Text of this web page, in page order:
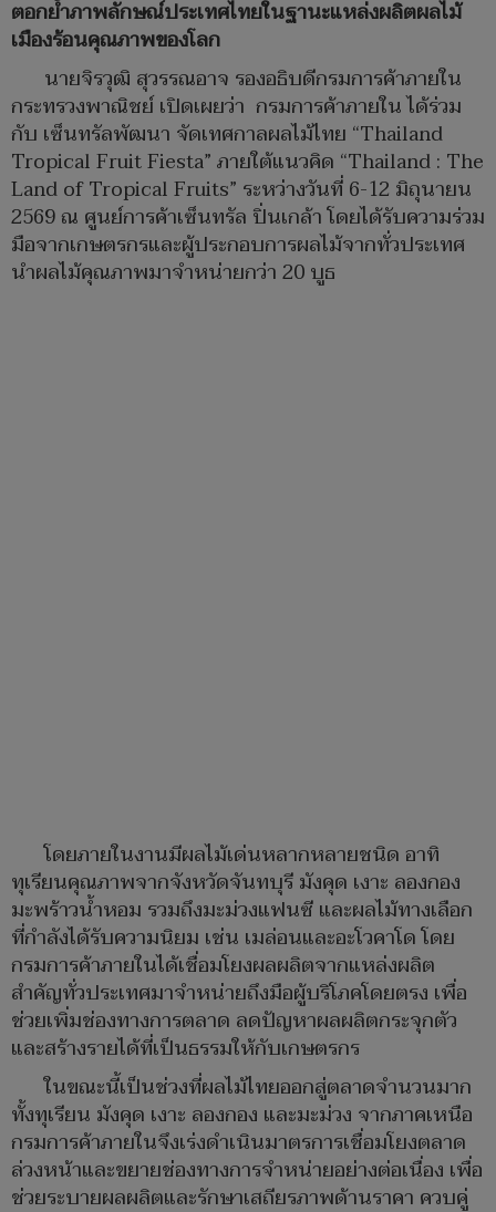
ตอกย้ำภาพลักษณ์ประเทศไทยในฐานะแหล่งผลิตผลไม้
เมืองร้อนคุณภาพของโลก
นายจิรวุฒิ สุวรรณอาจ รองอธิบดีกรมการค้าภายใน
กระทรวงพาณิชย์ เปิดเผยว่า กรมการค้าภายใน ได้ร่วม
กับ เซ็นทรัลพัฒนา จัดเทศกาลผลไม้ไทย “Thailand
Tropical Fruit Fiesta” ภายใต้แนวคิด “Thailand : The
Land of Tropical Fruits” ระหว่างวันที่ 6-12 มิถุนายน
2569 ณ ศูนย์การค้าเซ็นทรัล ปิ่นเกล้า โดยได้รับความร่วม
มือจากเกษตรกรและผู้ประกอบการผลไม้จากทั่วประเทศ
นำผลไม้คุณภาพมาจำหน่ายกว่า 20 บูธ
โดยภายในงานมีผลไม้เด่นหลากหลายชนิด อาทิ
ทุเรียนคุณภาพจากจังหวัดจันทบุรี มังคุด เงาะ ลองกอง
มะพร้าวน้ำหอม รวมถึงมะม่วงแฟนซี และผลไม้ทางเลือก
ที่กำลังได้รับความนิยม เช่น เมล่อนและอะโวคาโด โดย
กรมการค้าภายในได้เชื่อมโยงผลผลิตจากแหล่งผลิต
สำคัญทั่วประเทศมาจำหน่ายถึงมือผู้บริโภคโดยตรง เพื่อ
ช่วยเพิ่มช่องทางการตลาด ลดปัญหาผลผลิตกระจุกตัว
และสร้างรายได้ที่เป็นธรรมให้กับเกษตรกร
ในขณะนี้เป็นช่วงที่ผลไม้ไทยออกสู่ตลาดจำนวนมาก
ทั้งทุเรียน มังคุด เงาะ ลองกอง และมะม่วง จากภาคเหนือ
กรมการค้าภายในจึงเร่งดำเนินมาตรการเชื่อมโยงตลาด
ล่วงหน้าและขยายช่องทางการจำหน่ายอย่างต่อเนื่อง เพื่อ
ช่วยระบายผลผลิตและรักษาเสถียรภาพด้านราคา ควบคู่